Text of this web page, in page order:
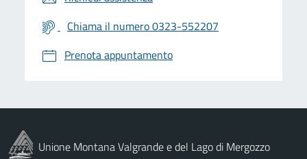
Chiama il numero 0323-552207
Prenota appuntamento
Unione Montana Valgrande e del Lago di Mergozzo